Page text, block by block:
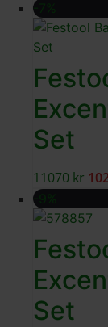
-7%
Set
11070kr
-9%
Set